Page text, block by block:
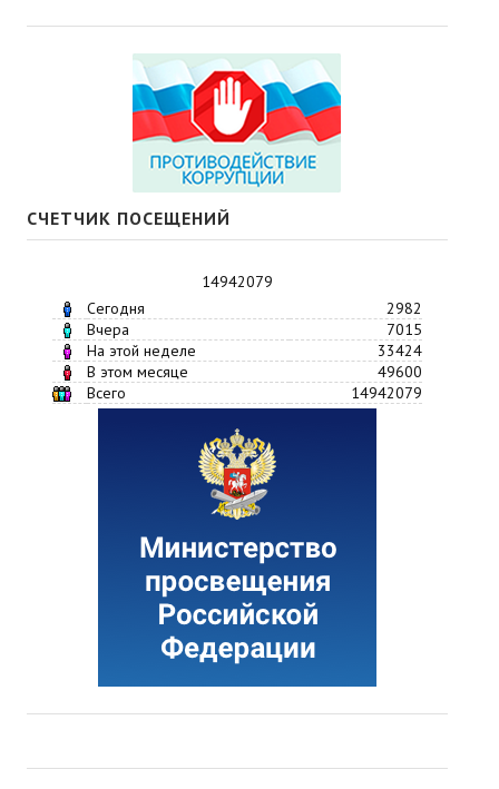
СЧЕТЧИК ПОСЕЩЕНИЙ
14942079
Сегодня
2982
Вчера
7015
На этой неделе
33424
В этом месяце
49600
Всего
14942079